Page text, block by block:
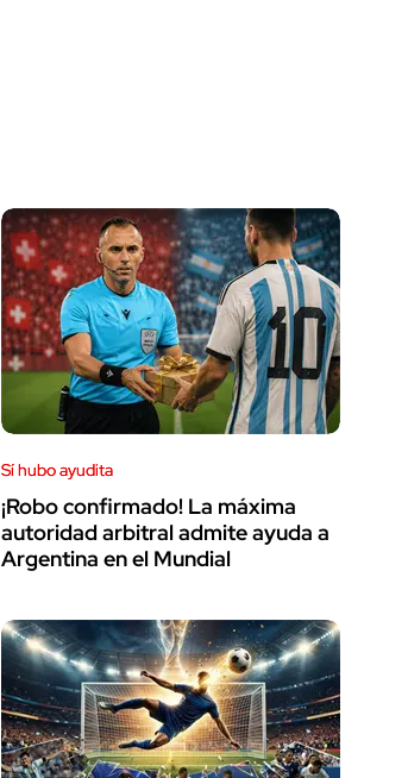
Sí hubo ayudita
¡Robo confirmado! La máxima
autoridad arbitral admite ayuda a
Argentina en el Mundial